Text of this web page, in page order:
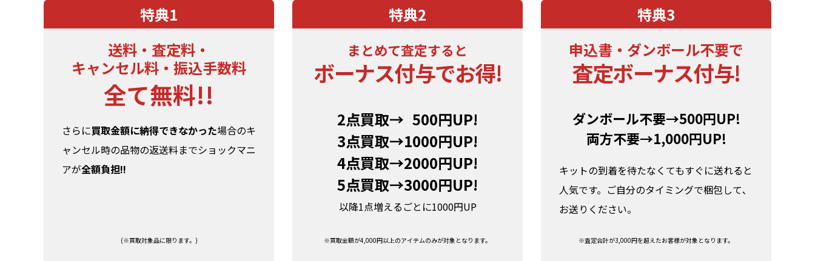
特典1
送料・査定料・
キャンセル料・振込手数料
全て無料!!
さらに買取金額に納得できなかった場合のキ
ャンセル時の品物の返送料までショックマニ
アが全額負担!!
(※買取対象品に限ります。)
特典2
まとめて査定すると
ボーナス付与でお得!
2点買取→ 500円UP!
3点買取→1000円UP!
4点買取→2000円UP!
5点買取→3000円UP!
以降1点増えるごとに1000円UP
※買取金額が4,000円以上のアイテムのみが対象となります。
特典3
申込書・ダンボール不要で
査定ボーナス付与!
ダンボール不要→500円UP!
両方不要→1,000円UP!
キットの到着を待たなくてもすぐに送れると
人気です。ご自分のタイミングで梱包して､
お送りください。
※査定合計が3,000円を超えたお客様が対象となります。